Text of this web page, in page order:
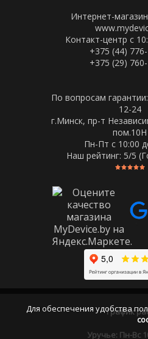
Интернет-
Контакт-центр с
+375 (44)
+375 (29)
По вопросам
12-24
г.Минск, пр-т
пом.10Н
Пн-Пт c 10:00
Наш рейтинг: 5/5
График
Уручье: Пн-Вс
Для обеспечения удобства